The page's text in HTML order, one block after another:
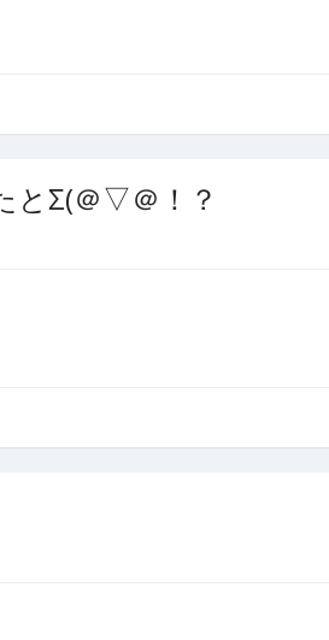
とΣ(＠▽＠！？